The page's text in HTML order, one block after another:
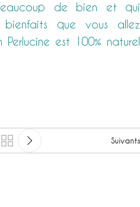
de bien et qui
bienfaits que vous allez
est 100% naturel
Suivants